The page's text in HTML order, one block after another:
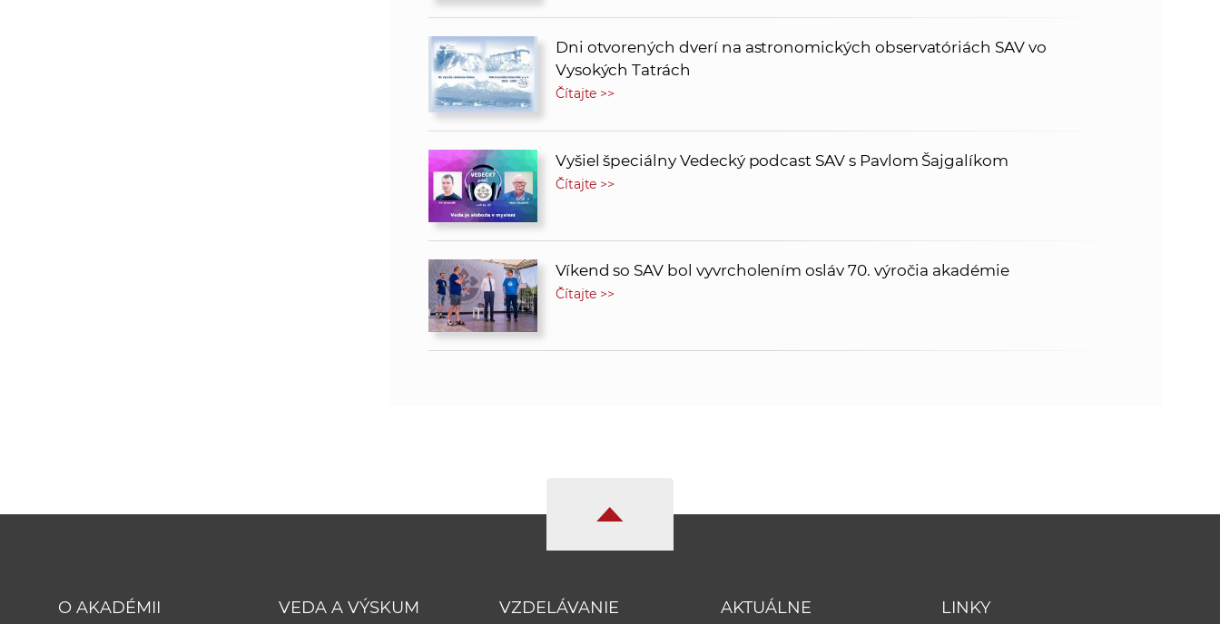
Dni otvorených dverí na astronomických observatóriách SAV vo
Vysokých Tatrách
Čítajte >>
Vyšiel špeciálny Vedecký podcast SAV s Pavlom Šajgalíkom
Čítajte >>
Víkend so SAV bol vyvrcholením osláv 70. výročia akadémie
Čítajte >>
O AKADÉMII VEDA A VÝSKUM VZDELÁVANIE AKTUÁLNE LINKY